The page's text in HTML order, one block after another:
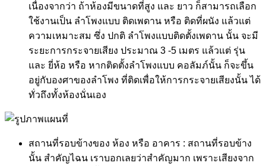
เนื่องจากว่า ถ้าห้องมีขนาดที่สูง และ ยาว ก็สามารถเลือก
ใช้งานเป็น ลำโพงแบบ ติดเพดาน หรือ ติดที่ผนัง แล้วแต่
ความเหมาะสม ซึ่ง ปกติ ลำโพงแบบติดตั้งเพดาน นั้น จะมี
ระยะการกระจายเสียง ประมาณ 3 -5 เมตร แล้วแต่ รุ่น
และ ยี่ห้อ หรือ หากติดตั้งลำโพงแบบ คอลัมภ์นั้น ก็จะขึ้น
อยู่กับองศาของลำโพง ที่ติดเพื่อให้การกระจายเสียงนั้น ได้
ทั่วถึงทั้งห้องนั่นเอง
สถานที่รอบข้างของ ห้อง หรือ อาคาร : สถานที่รอบข้าง
นั้น สำคัญไฉน เราบอกเลยว่าสำคัญมาก เพราะเสียงจาก